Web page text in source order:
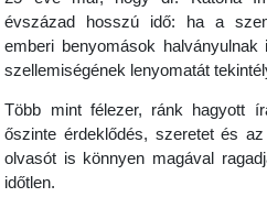
évszázad hosszú idő: ha a
emberi benyomások
szellemiségének lenyomatát
Több mint félezer, ránk hagyott
őszinte érdeklődés, szeretet és
olvasót is könnyen magával
időtlen.